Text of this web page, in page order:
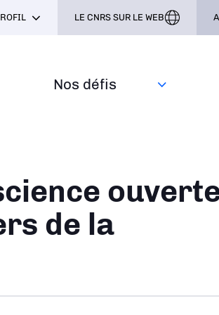
Nos défis‎
LE CNRS SUR LE WEB
de la